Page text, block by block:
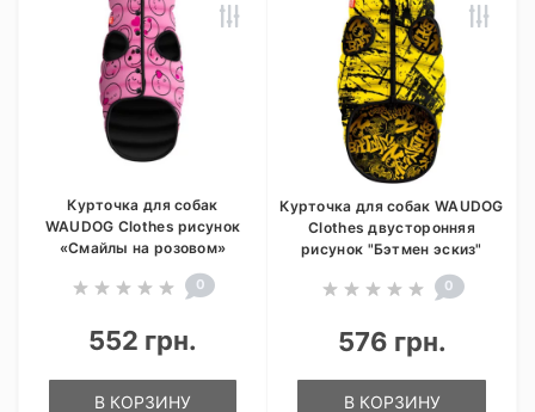
Курточка для собак
WAUDOG Clothes рисунок
«Смайлы на розовом»
0
552 грн.
В КОРЗИНУ
Курточка для собак WAUDOG
Clothes двусторонняя
рисунок "Бэтмен эскиз"
0
576 грн.
В КОРЗИНУ